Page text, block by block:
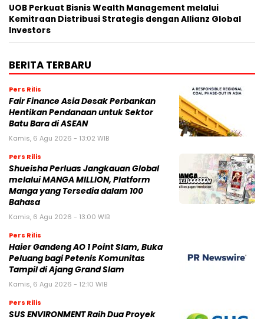
UOB Perkuat Bisnis Wealth Management melalui
Kemitraan Distribusi Strategis dengan Allianz Global
Investors
BERITA TERBARU
Pers Rilis
Fair Finance Asia Desak Perbankan
Hentikan Pendanaan untuk Sektor
Batu Bara di ASEAN
Kamis, 6 Agu 2026 - 13:02 WIB
Pers Rilis
Shueisha Perluas Jangkauan Global
melalui MANGA MILLION, Platform
Manga yang Tersedia dalam 100
Bahasa
Kamis, 6 Agu 2026 - 13:00 WIB
Pers Rilis
Haier Gandeng AO 1 Point Slam, Buka
Peluang bagi Petenis Komunitas
Tampil di Ajang Grand Slam
Kamis, 6 Agu 2026 - 12:10 WIB
Pers Rilis
SUS ENVIRONMENT Raih Dua Proyek